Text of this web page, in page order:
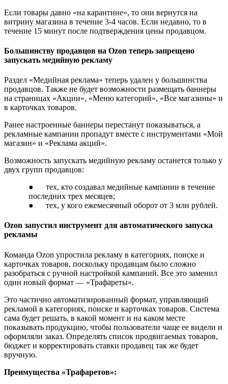
Если товары давно «на карантине», то они вернутся на
витрину магазина в течение 3-4 часов. Если недавно, то в
течение 15 минут после подтверждения цены продавцом.
Большинству продавцов на Ozon теперь запрещено
запускать медийную рекламу
Раздел «Медийная реклама» теперь удален у большинства
продавцов. Также не будет возможности размещать баннеры
на страницах «Акции», «Меню категорий», «Все магазины» и
в карточках товаров.
Ранее настроенные баннеры перестанут показываться, а
рекламные кампании пропадут вместе с инструментами «Мой
магазин» и «Реклама акций».
Возможность запускать медийную рекламу останется только у
двух групп продавцов:
● тех, кто создавал медийные кампании в течение
последних трех месяцев;
● тех, у кого ежемесячный оборот от 3 млн рублей.
Ozon запустил инструмент для автоматического запуска
рекламы
Команда Ozon упростила рекламу в категориях, поиске и
карточках товаров, поскольку продавцам было сложно
разобраться с ручной настройкой кампаний. Все это заменил
один новый формат — «Трафареты».
Это частично автоматизированный формат, управляющий
рекламой в категориях, поиске и карточках товаров. Система
сама будет решать, в какой момент и на каком месте
показывать продукцию, чтобы пользователи чаще ее видели и
оформляли заказ. Определять список продвигаемых товаров,
бюджет и корректировать ставки продавец так же будет
вручную.
Преимущества «Трафаретов»: